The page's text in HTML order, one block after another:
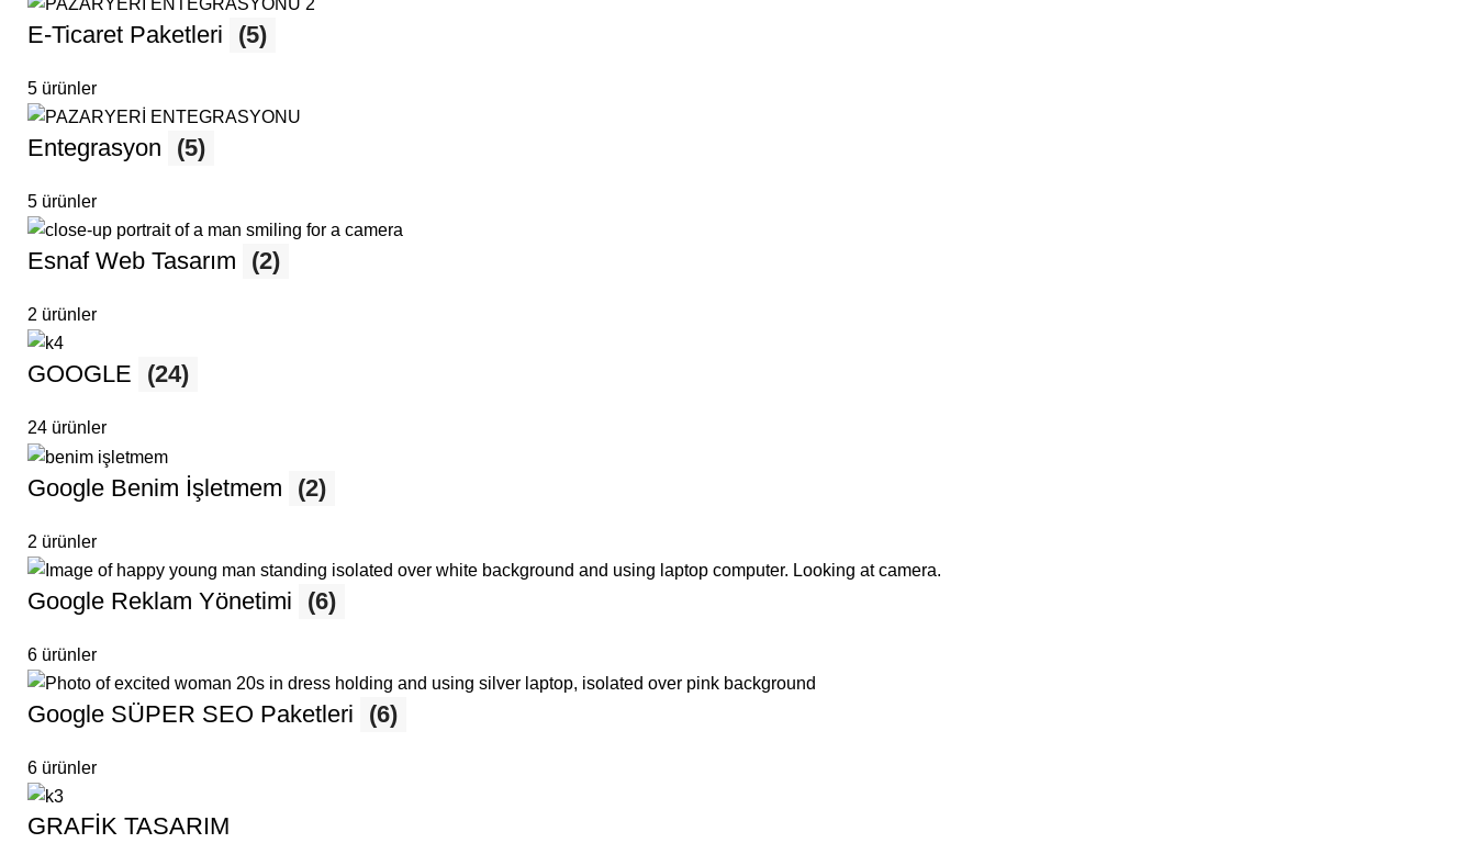
E-Ticaret Paketleri (5)
5 ürünler
Entegrasyon (5)
5 ürünler
Esnaf Web Tasarım (2)
2 ürünler
GOOGLE (24)
24 ürünler
Google Benim İşletmem (2)
2 ürünler
Google Reklam Yönetimi (6)
6 ürünler
Google SÜPER SEO Paketleri (6)
6 ürünler
GRAFİK TASARIM